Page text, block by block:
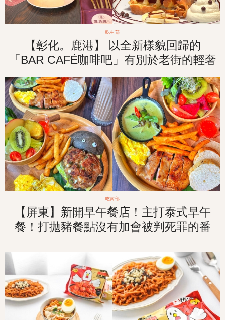
吃中部
【彰化。鹿港】 以全新樣貌回歸的
「BAR CAFÉ咖啡吧」有別於老街的輕奢
華格調咖啡廳！走訪老街之餘來杯悠閒的
午茶食光！
吃南部
【屏東】新開早午餐店！主打泰式早午
餐！打拋豬餐點沒有加會被判死罪的番